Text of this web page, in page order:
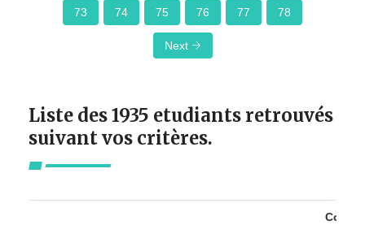
73 74 75 76 77 78
Next
Liste des 1935 etudiants retrouvés
suivant vos critères.